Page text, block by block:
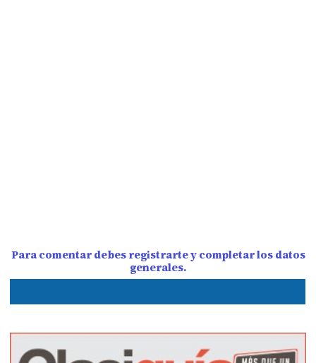
Para comentar debes registrarte y completar los datos
generales.